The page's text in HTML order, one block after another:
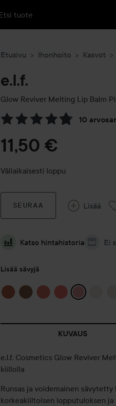
Etusivu Ihonhoito Kasvot
e.l.f.
Glow Reviver Melting Lip Balm
10
Siirtyä jhk Arvosana & kommentit
11,50 €
Väliaikaisesti loppu
SEURAA Lisää
Katso hintahistoria Ei
Lisää sävyjä
KUVAUS
e.l.f. Cosmetics Glow Reviver
kiillolla
Runsas ja voidemainen
korkeakiiltoisen lopputuloksen